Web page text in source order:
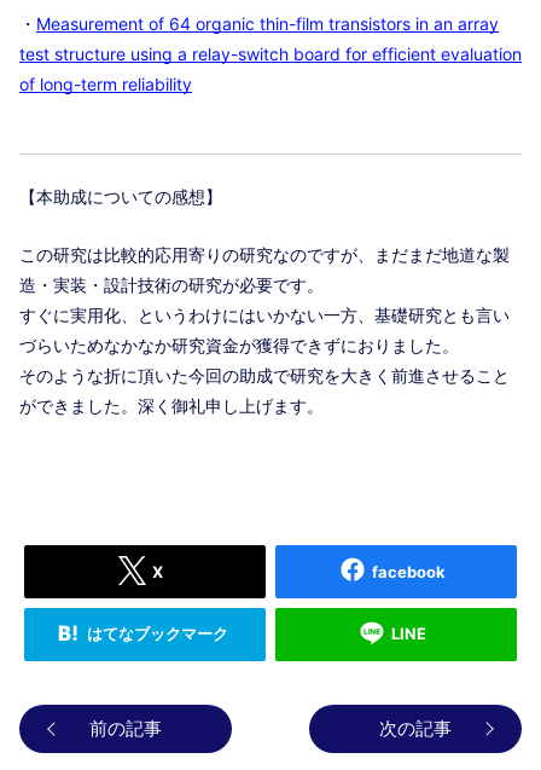
・ Measurement of 64 organic thin-film transistors in an array
test structure using a relay-switch board for efficient evaluation
of long-term reliability
【本助成についての感想】
この研究は比較的応用寄りの研究なのですが、まだまだ地道な製
造・実装・設計技術の研究が必要です。
すぐに実用化、というわけにはいかない一方、基礎研究とも言い
づらいためなかなか研究資金が獲得できずにおりました。
そのような折に頂いた今回の助成で研究を大きく前進させること
ができました。深く御礼申し上げます。
X facebook
はてなブックマーク LINE
前の記事 次の記事